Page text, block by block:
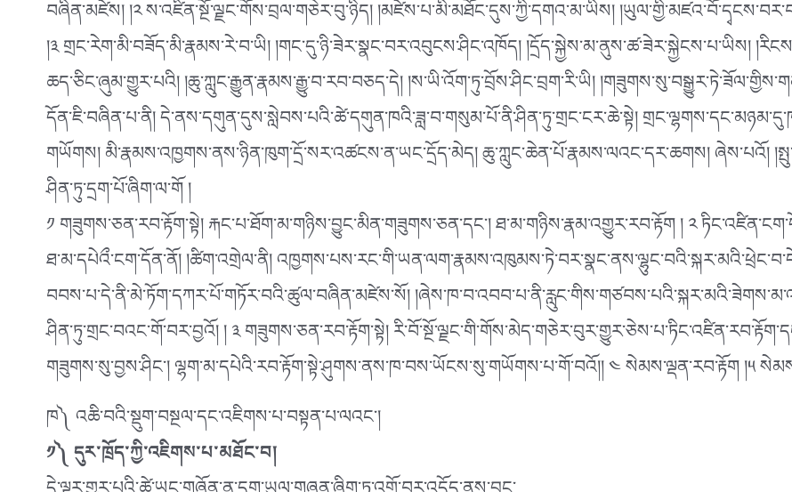
བཞིན་མཛེས། །༢ ས་འཛིན་སྔོ་ལྗང་གོས་བྲལ་གཅེར་བུ་ཉིད། །མཛེས་པ་མི་མཐོང་དུས་ཀྱི་དགའ་མ་ཡིས།
།༣ གྲང་རེག་མི་བཟོད་མི་རྣམས་རེ་བ་ཡི། །གང་དུ་ཉི་ཟེར་སྣང་བར་འབུངས་ཤིང་འཁོད། །དྲོད་སྐྱེས་མ་ནུས་ཚ་ཟེར་སྐྱེངས་པ་ཡིས།
ཆད་ཅིང་ཞུམ་གྱུར་པའི། །ཆུ་ཀླུང་རྒྱུན་རྣམས་རྒྱུ་བ་རབ་བཅད་དེ། །ས་ཡི་འོག་ཏུ་བྲོས་ཤིང་བྲག་རི་ཡི།
དོན་ཇི་བཞིན་པ་ནི། དེ་ནས་དགུན་དུས་སླེབས་པའི་ཚེ་དགུན་ཁའི་ཟླ་བ་གསུམ་པོ་ནི་ཤིན་ཏུ་གྲང་ངར་ཆེ་སྟེ།
གཡོགས། མི་རྣམས་འཁྱགས་ནས་ཉིན་ཁུག་དྲོ་སར་འཚངས་ན་ཡང་དྲོད་མེད། ཆུ་ཀླུང་ཆེན་པོ་རྣམས་ལའང་དར་ཆགས། ཞེས་པའོ།
ཤིན་ཏུ་དྲག་པོ་ཞིག་ལ་གོ །
༡ གཟུགས་ཅན་རབ་རྟོག་སྟེ། རྐང་པ་ཐོག་མ་གཉིས་བྱུང་མིན་གཟུགས་ཅན་དང༌། ཐ་མ་གཉིས་རྣམ་འགྱུར་རབ་རྟོག ། ༢
ཐ་མ་དཔེའྀ་ངག་དོན་ནོ། །ཚིག་འགྲེལ་ནི།
བབས་པ་དེ་ནི་མེ་ཏོག་དཀར་པོ་གཏོར་བའི་ཚུལ་བཞིན་མཛེས་སོ།
ཤིན་ཏུ་གྲང་བའང་གོ་བར་བྱའོ། ། ༣ གཟུགས་ཅན་རབ་རྟོག་སྟེ།
གཟུགས་སུ་བྱས་ཤིང༌། ལྷག་མ་དཔེའི་རབ་རྟོག་སྟེ་ཤུགས་ནས་ཁ་བས་ཡོངས་སུ་གཡོགས་པ་གོ་བའོ།། ༤ སེམས་ལྡན་རབ་རྟོག །༥
ཁ༽ འཆི་བའི་སྡུག་བསྔལ་དང་འཇིགས་པ་བསྟན་པ་ལའང༌།
༡༽ དུར་ཁྲོད་ཀྱི་འཇིགས་པ་མཐོང་བ།